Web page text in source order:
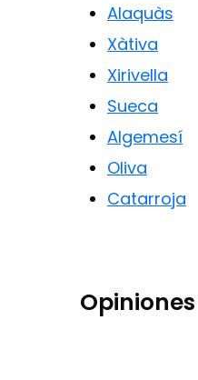
Alaquàs
Xàtiva
Xirivella
Sueca
Algemesí
Oliva
Catarroja